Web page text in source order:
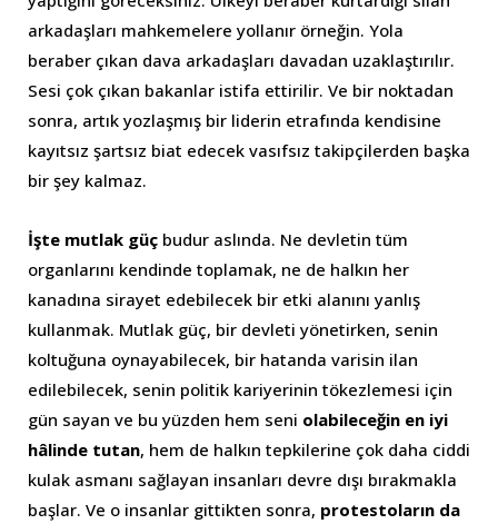
arkadaşları mahkemelere yollanır örneğin. Yola
beraber çıkan dava arkadaşları davadan uzaklaştırılır.
Sesi çok çıkan bakanlar istifa ettirilir. Ve bir noktadan
sonra, artık yozlaşmış bir liderin etrafında kendisine
kayıtsız şartsız biat edecek vasıfsız takipçilerden başka
bir şey kalmaz.
İşte mutlak güç budur aslında. Ne devletin tüm
organlarını kendinde toplamak, ne de halkın her
kanadına sirayet edebilecek bir etki alanını yanlış
kullanmak. Mutlak güç, bir devleti yönetirken, senin
koltuğuna oynayabilecek, bir hatanda varisin ilan
edilebilecek, senin politik kariyerinin tökezlemesi için
gün sayan ve bu yüzden hem seni olabileceğin en iyi
hâlinde tutan, hem de halkın tepkilerine çok daha ciddi
kulak asmanı sağlayan insanları devre dışı bırakmakla
başlar. Ve o insanlar gittikten sonra, protestoların da